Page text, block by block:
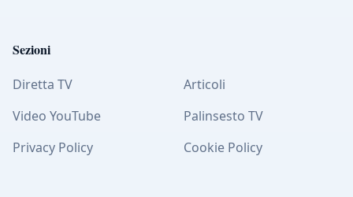
Sezioni
Diretta TV
Articoli
Video YouTube
Palinsesto TV
Privacy Policy
Cookie Policy